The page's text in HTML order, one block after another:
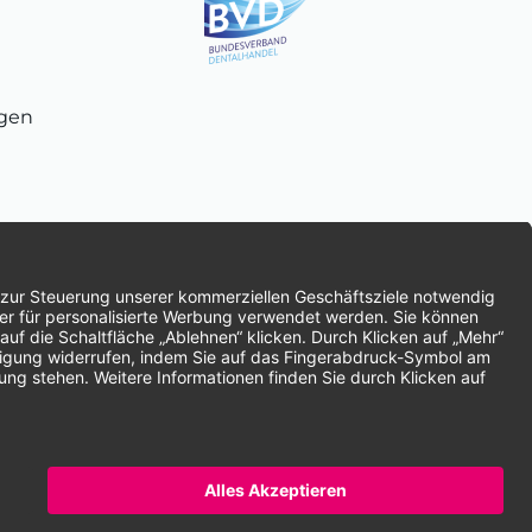
| * Alle Preise zzgl. gesetzlicher Mehrwertsteuer